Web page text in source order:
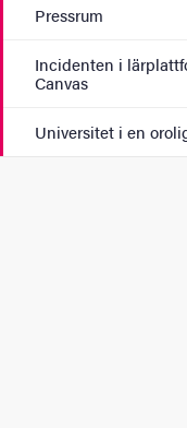
Pressrum
Incidenten i
Canvas
Universitet i en